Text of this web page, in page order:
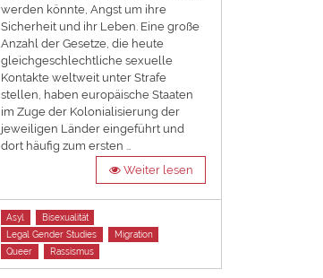
werden könnte, Angst um ihre
Sicherheit und ihr Leben. Eine große
Anzahl der Gesetze, die heute
gleichgeschlechtliche sexuelle
Kontakte weltweit unter Strafe
stellen, haben europäische Staaten
im Zuge der Kolonialisierung der
jeweiligen Länder eingeführt und
dort häufig zum ersten …
Weiter lesen
Tags
Asyl
Bisexualität
Legal Gender Studies
Migration
Queer
Rassismus